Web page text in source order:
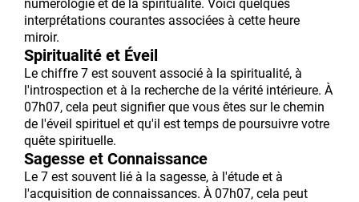
numérologie et de la spiritualité. Voici quelques
interprétations courantes associées à cette heure
miroir.
Spiritualité et Éveil
Le chiffre 7 est souvent associé à la spiritualité, à
l'introspection et à la recherche de la vérité intérieure. À
07h07, cela peut signifier que vous êtes sur le chemin
de l'éveil spirituel et qu'il est temps de poursuivre votre
quête spirituelle.
Sagesse et Connaissance
Le 7 est souvent lié à la sagesse, à l'étude et à
l'acquisition de connaissances. À 07h07, cela peut